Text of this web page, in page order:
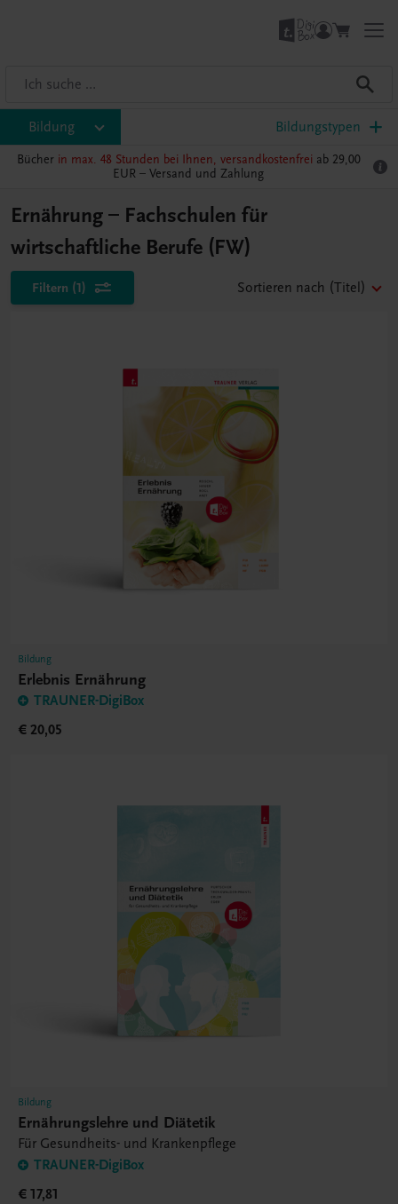
Bildung Bildungstypen
Bücher in max. 48 Stunden bei Ihnen, versandkostenfrei ab 29,00
EUR – Versand und Zahlung
Ernährung – Fachschulen für
wirtschaftliche Berufe (FW)
Filtern (1) Sortieren nach (Titel)
Bildung
Erlebnis Ernährung
TRAUNER-DigiBox
€ 20,05
Bildung
Ernährungslehre und Diätetik
Für Gesundheits- und Krankenpflege
TRAUNER-DigiBox
€ 17,81